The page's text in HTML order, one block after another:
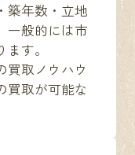
築年数・立地
一般的には市
す。
買取ノウハウ
買取が可能な